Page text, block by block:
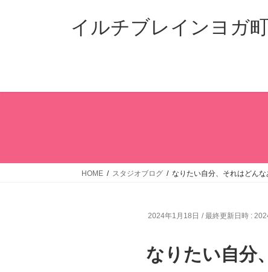
ス
ン
イルチブレインヨガ
HOME スタジオブログ なりたい自分、それはどんな
2024年1月18日 / 最終更新日時 :
なりたい自分